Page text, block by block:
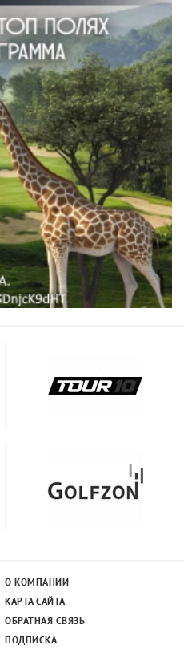
О КОМПАНИИ
КАРТА САЙТА
ОБРАТНАЯ СВЯЗЬ
ПОДПИСКА